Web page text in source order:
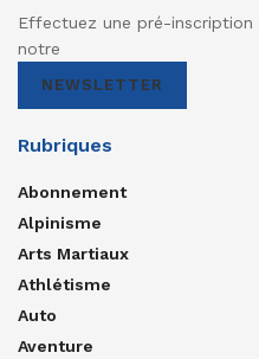
Effectuez une pré-
notre
NEWSLETTER
Rubriques
Abonnement
Alpinisme
Arts Martiaux
Athlétisme
Auto
Aventure